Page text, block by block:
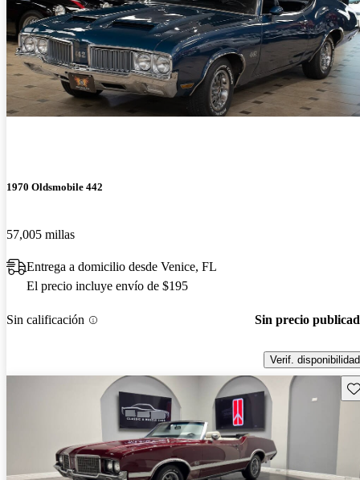
1970 Oldsmobile 442
57,005 millas
Entrega a domicilio desde Venice, FL
El precio incluye envío de $195
Sin calificación Sin precio
Verif. disponibilidad